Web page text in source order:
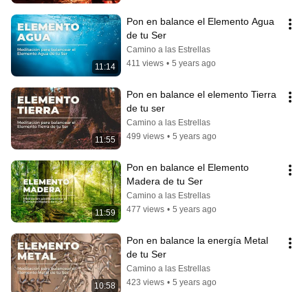
11:14
Pon en balance el Elemento Agua
de tu Ser
Camino a las Estrellas
411 views • 5 years ago
11:55
Pon en balance el elemento Tierra
de tu ser
Camino a las Estrellas
499 views • 5 years ago
11:59
Pon en balance el Elemento
Madera de tu Ser
Camino a las Estrellas
477 views • 5 years ago
10:58
Pon en balance la energía Metal
de tu Ser
Camino a las Estrellas
423 views • 5 years ago